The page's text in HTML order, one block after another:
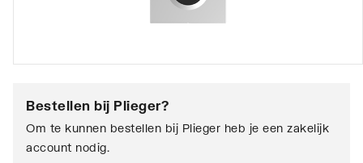
Bestellen bij Plieger?
Om te kunnen bestellen bij Plieger heb je een zakelijk
account nodig.